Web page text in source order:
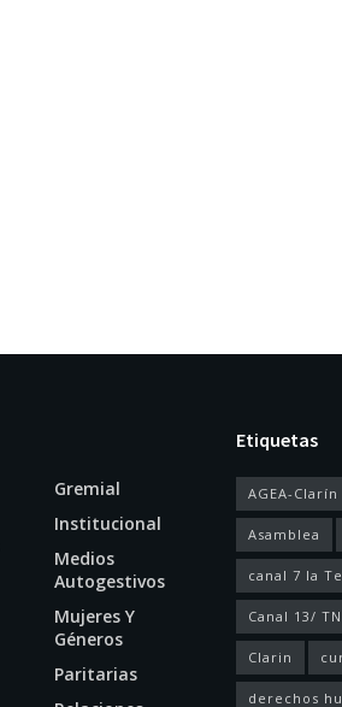
Gremial
Institucional
Medios
Autogestivos
Mujeres Y
Géneros
Paritarias
Etiquetas
AGEA-Clarín
Asamblea
canal 7 la
Canal 13/ TN
Clarin
derechos